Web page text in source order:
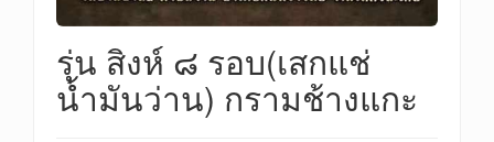
รุ่น สิงห์ ๘ รอบ(เสกแช่
น้ำมันว่าน) กรามช้างแกะ